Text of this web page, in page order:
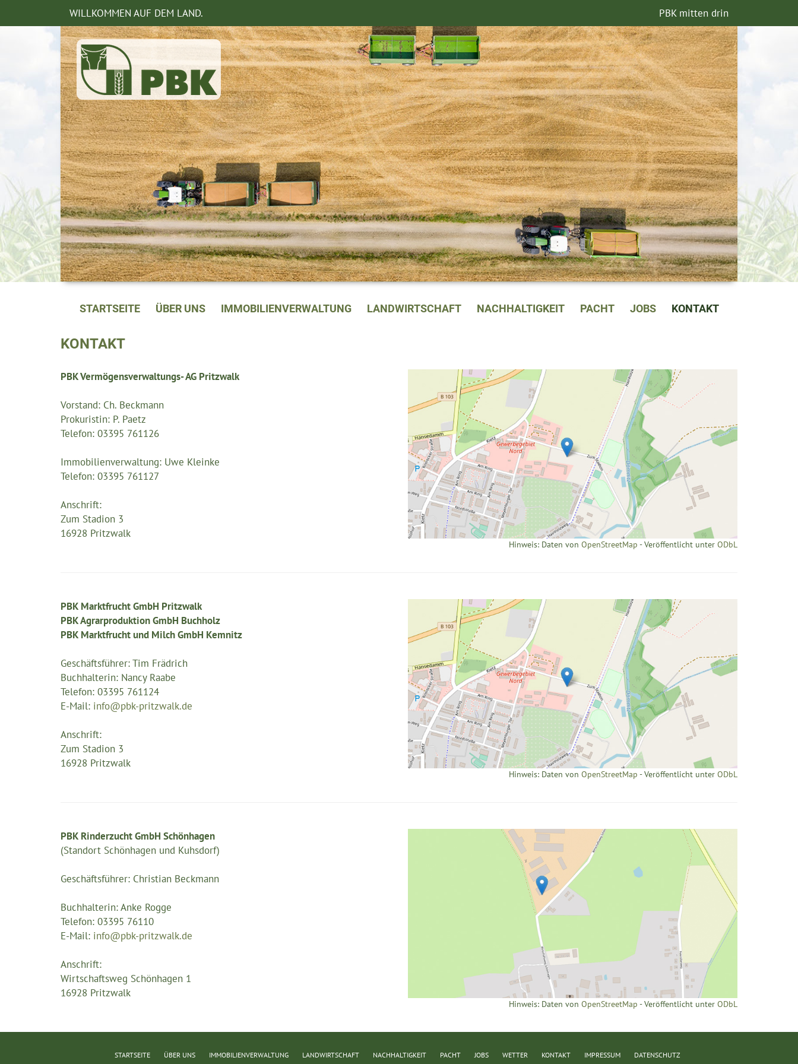
WILLKOMMEN AUF DEM LAND. PBK mitten drin
STARTSEITE ÜBER UNS IMMOBILIENVERWALTUNG LANDWIRTSCHAFT NACHHALTIGKEIT PACHT JOBS KONTAKT
KONTAKT
PBK Vermögensverwaltungs- AG Pritzwalk
Vorstand: Ch. Beckmann
Prokuristin: P. Paetz
Telefon: 03395 761126
Immobilienverwaltung: Uwe Kleinke
Telefon: 03395 761127
Anschrift:
Zum Stadion 3
16928 Pritzwalk
Hinweis: Daten von OpenStreetMap - Veröffentlicht unter ODbL
PBK Marktfrucht GmbH Pritzwalk
PBK Agrarproduktion GmbH Buchholz
PBK Marktfrucht und Milch GmbH Kemnitz
Geschäftsführer: Tim Frädrich
Buchhalterin: Nancy Raabe
Telefon: 03395 761124
E-Mail: info@pbk-pritzwalk.de
Anschrift:
Zum Stadion 3
16928 Pritzwalk
Hinweis: Daten von OpenStreetMap - Veröffentlicht unter ODbL
PBK Rinderzucht GmbH Schönhagen
(Standort Schönhagen und Kuhsdorf)
Geschäftsführer: Christian Beckmann
Buchhalterin: Anke Rogge
Telefon: 03395 76110
E-Mail: info@pbk-pritzwalk.de
Anschrift:
Wirtschaftsweg Schönhagen 1
16928 Pritzwalk
Hinweis: Daten von OpenStreetMap - Veröffentlicht unter ODbL
STARTSEITE ÜBER UNS IMMOBILIENVERWALTUNG LANDWIRTSCHAFT NACHHALTIGKEIT PACHT JOBS WETTER KONTAKT IMPRESSUM DATENSCHUTZ